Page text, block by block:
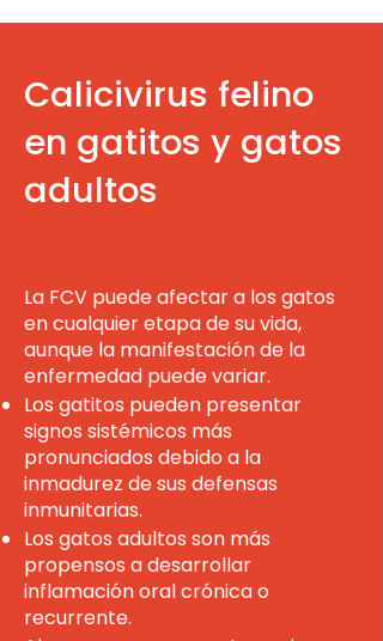
Calicivirus felino
en gatitos y gatos
adultos
La FCV puede afectar a los gatos
en cualquier etapa de su vida,
aunque la manifestación de la
enfermedad puede variar.
Los gatitos pueden presentar
signos sistémicos más
pronunciados debido a la
inmadurez de sus defensas
inmunitarias.
Los gatos adultos son más
propensos a desarrollar
inflamación oral crónica o
recurrente.